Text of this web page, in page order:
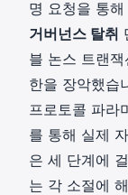
명 요청을 통
거버넌스 탈취
블 논스 트랜
한을 장악했습
프로토콜 파라
를 통해 실제
은 세 단계에
는 각 소절에